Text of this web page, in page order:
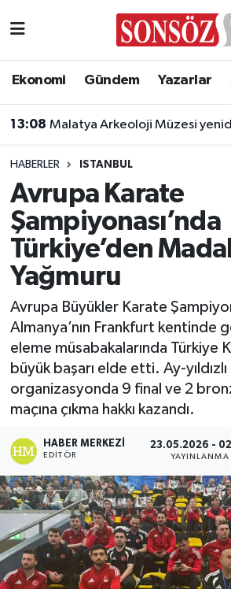
Ekonomi Gündem Yazarlar
13:08 Malatya Arkeoloji Müzesi yeniden
HABERLER ISTANBUL
Avrupa Karate
Şampiyonası’nda
Türkiye’den
Yağmuru
Avrupa Büyükler Karate
Almanya’nın Frankfurt kentinde
eleme müsabakalarında Türkiye
büyük başarı elde etti. Ay-
organizasyonda 9 final ve 2
maçına çıkma hakkı kazandı.
HABER MERKEZI
EDITÖR
23.05.2026 -
YAYINLANMA
Asayiş
Çevre
Diğer
Dünya
Eğitim
Ekonomi
Eleman
Emlak
Gündem
Gurme
Haber
Ankara Nöbetçi Eczaneler
Ankara Trafik Yoğunluk
Süper Lig Puan Durumu ve
Tüm Manşetler
Son Dakika Haberleri
Haber Arşivi